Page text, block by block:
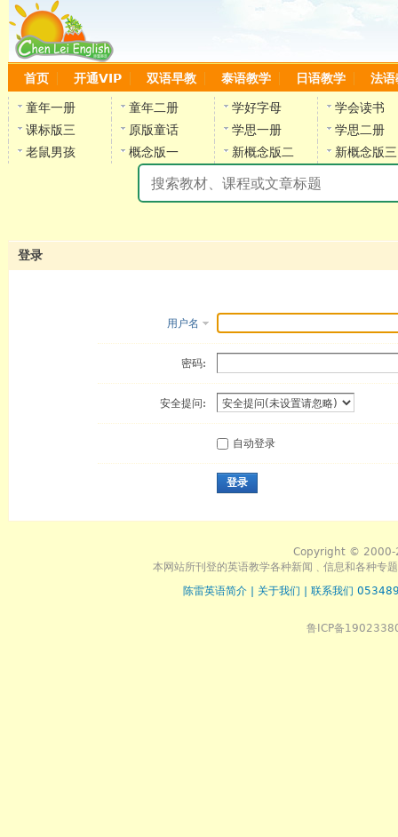
首页 开通VIP 双语早教 泰语教学 日语教学 法语
童年一册 童年二册 学好字母
学会读书
课标版三
原版童话 学思一册
学思二册
老鼠男孩
概念版一 新概念版二 新概念版三
登录
用户名
密码:
安全提问:
自动登录
登录
Copyright © 2000-
本网站所刊登的英语教学各种新闻﹑信息和各种专
陈雷英语简介
关于我们 联系我们
鲁ICP备